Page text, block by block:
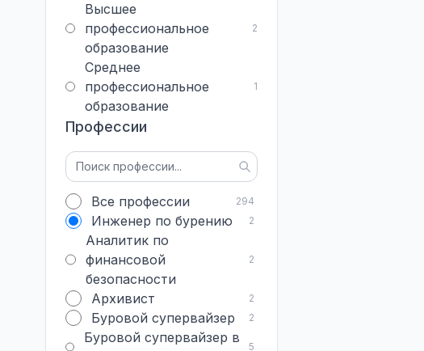
Высшее
профессиональное
образование
2
Среднее
профессиональное
образование
1
Профессии
Все профессии 294
Инженер по бурению 2
Аналитик по
финансовой
безопасности
2
Архивист 2
Буровой супервайзер 2
Буровой супервайзер в
5